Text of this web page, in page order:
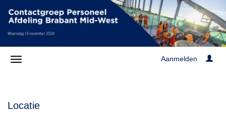
Aanmelden
Locatie